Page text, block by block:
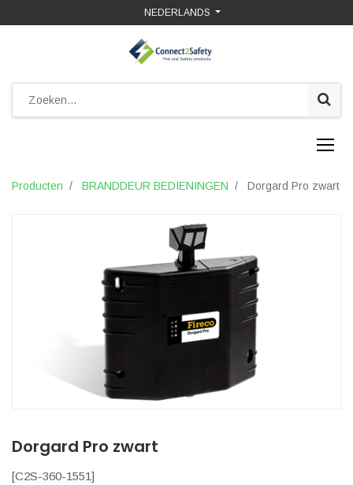
NEDERLANDS
Producten BRANDDEUR BEDIENINGEN Dorgard Pro zwart
Dorgard Pro zwart
[C2S-360-1551]